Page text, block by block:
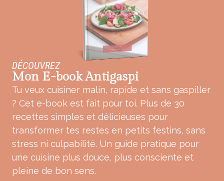
DÉCOUVREZ
Mon E-book Antigaspi
Tu veux cuisiner malin, rapide et sans gaspiller
? Cet e-book est fait pour toi. Plus de 30
recettes simples et délicieuses pour
transformer tes restes en petits festins, sans
stress ni culpabilité. Un guide pratique pour
une cuisine plus douce, plus consciente et
pleine de bon sens.